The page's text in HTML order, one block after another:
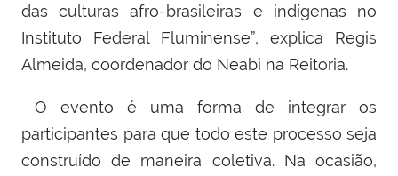
das culturas afro-brasileiras e indígenas no
Instituto Federal Fluminense”, explica Regis
Almeida, coordenador do Neabi na Reitoria.
O evento é uma forma de integrar os
participantes para que todo este processo seja
construído de maneira coletiva. Na ocasião,